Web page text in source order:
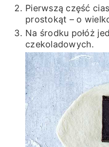
Pierwszą część
prostokąt – o
Na środku połóż
czekoladowych.